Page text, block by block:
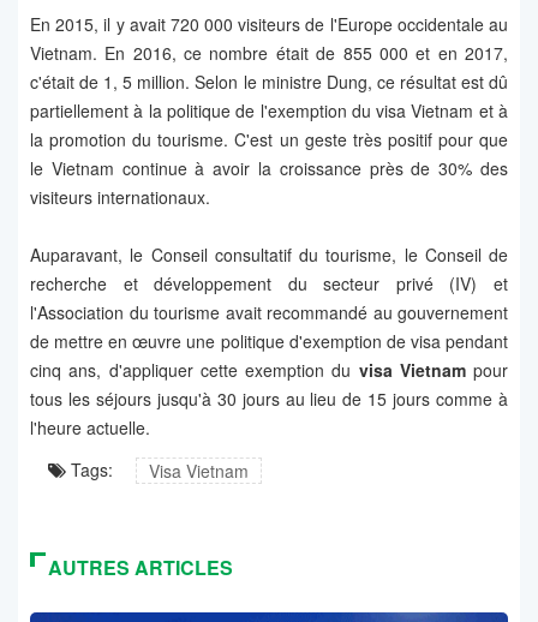
En 2015, il y avait 720 000 visiteurs de l'Europe occidentale au
Vietnam. En 2016, ce nombre était de 855 000 et en 2017,
c'était de 1, 5 million. Selon le ministre Dung, ce résultat est dû
partiellement à la politique de l'exemption du visa Vietnam et à
la promotion du tourisme. C'est un geste très positif pour que
le Vietnam continue à avoir la croissance près de 30% des
visiteurs internationaux.
Auparavant, le Conseil consultatif du tourisme, le Conseil de
recherche et développement du secteur privé (IV) et
l'Association du tourisme avait recommandé au gouvernement
de mettre en œuvre une politique d'exemption de visa pendant
cinq ans, d'appliquer cette exemption du visa Vietnampour
tous les séjours jusqu'à 30 jours au lieu de 15 jours comme à
l'heure actuelle.
Tags:
Visa Vietnam
AUTRES ARTICLES